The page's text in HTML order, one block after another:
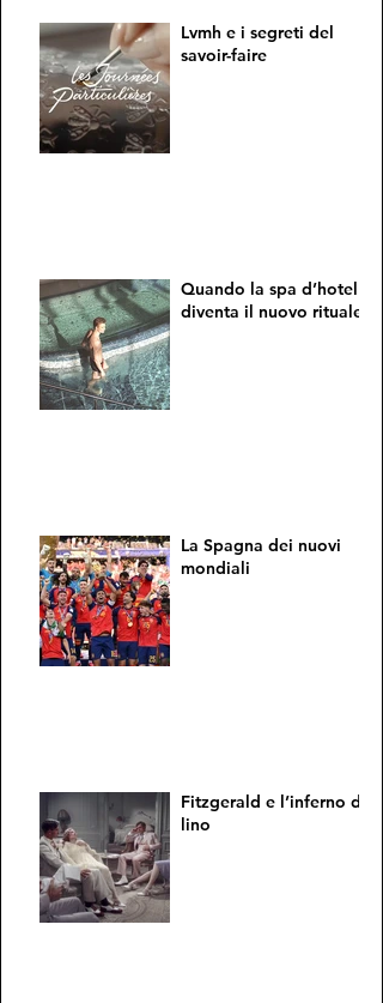
Lvmh e i segreti del
savoir-faire
Quando la spa d’hotel
diventa il nuovo rituale
La Spagna dei nuovi
mondiali
Fitzgerald e l’inferno di
lino